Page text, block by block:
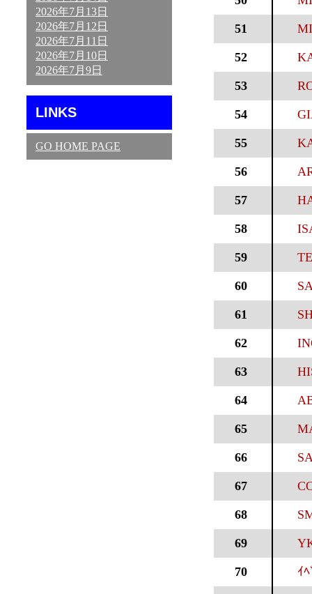
2026年7月13日
2026年7月12日
2026年7月11日
2026年7月10日
2026年7月9日
LINKS
GO HOME PAGE
51
52
53
54
55
56
57
58
59
60
61
62
63
64
65
66
67
68
69
70 ｲ